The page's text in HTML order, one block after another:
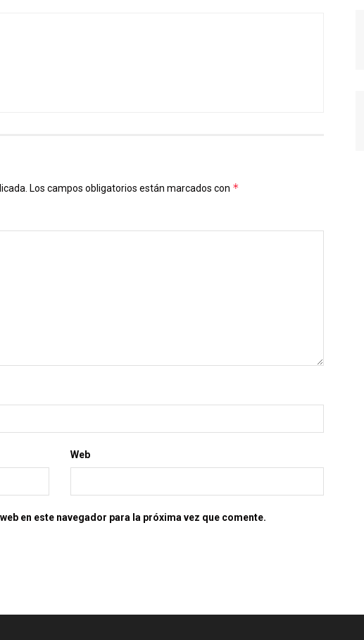
Los campos obligatorios están marcados con *
Web
en este navegador para la próxima vez que comente.